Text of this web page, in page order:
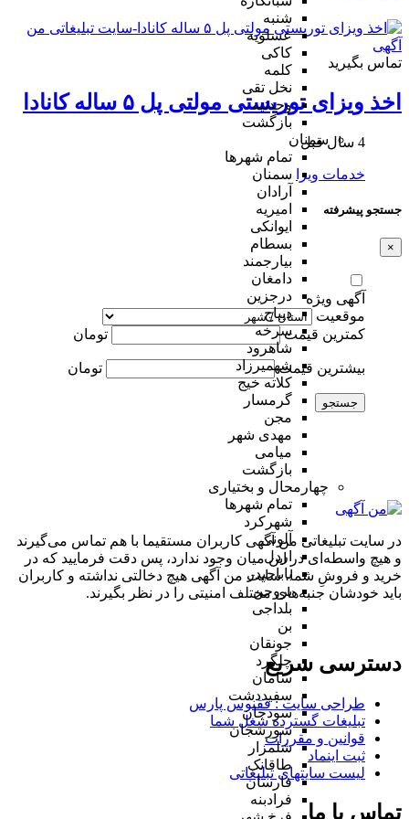
شنبه
عسلویه
کاکی
کلمه
نخل تقی
وحدتیه
بازگشت
سمنان
تمام شهر‌ها
سمنان
آرادان
امیریه
ایوانکی
بسطام
بیارجمند
دامغان
درجزین
دیباج
سرخه
شاهرود
شهمیرزاد
کلاته خیج
گرمسار
مجن
مهدی شهر
میامی
بازگشت
چهارمحال و بختیاری
تمام شهر‌ها
شهرکرد
آلونی
اردل
باباحیدر
بروجن
بلداجی
بن
جونقان
چلگرد
سامان
سفیددشت
سودجان
سورشجان
شلمزار
طاقانک
فارسان
فرادبنه
تماس بگیرید
اخذ ویزای توریستی مولتی پل ۵ ساله کانادا
4 سال قبل
خدمات ویزا
جستجو پیشرفته
×
آگهی ویژه
موقعیت
کمترین قیمت
تومان
بیشترین قیمت تومان
جستجو
در سایت تبلیغاتی من آگهی کاربران مستقیما با هم تماس می‌گیرند
و هیچ واسطه‌ای در این میان وجود ندارد، پس دقت فرمایید که در
خرید و فروشِ شما، سایت من آگهی هیچ دخالتی نداشته و کاربران
باید خودشان جنبه‌های مختلف امنیتی را در نظر بگیرند.
دسترسی سریع
طراحی سایت :‌ ققنوس پارس
تبلیغات گسترده شغل شما
قوانین و مقررات
ثبت اینماد
لیست سایتهای تبلیغاتی
تماس با ما